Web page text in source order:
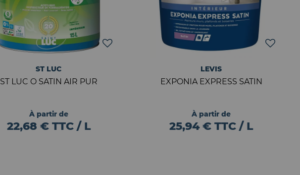
ST LUC
ST LUC O SATIN AIR PUR
À partir de
22,68 € TTC / L
LEVIS
EXPONIA EXPRESS SATIN
À partir de
25,94 € TTC / L